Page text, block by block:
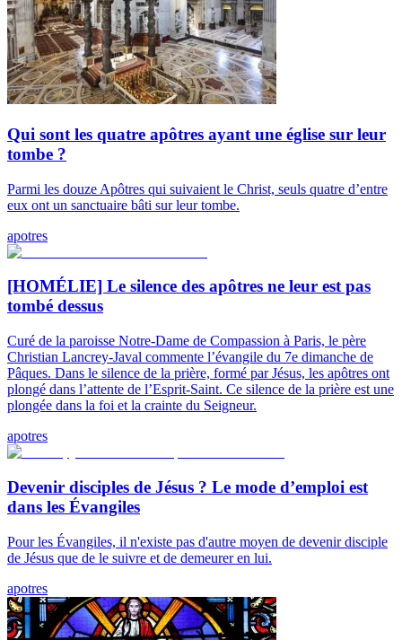
Qui sont les quatre apôtres ayant une église sur leur
tombe ?
Parmi les douze Apôtres qui suivaient le Christ, seuls quatre d’entre
eux ont un sanctuaire bâti sur leur tombe.
apotres
[HOMÉLIE] Le silence des apôtres ne leur est pas
tombé dessus
Curé de la paroisse Notre-Dame de Compassion à Paris, le père
Christian Lancrey-Javal commente l’évangile du 7e dimanche de
Pâques. Dans le silence de la prière, formé par Jésus, les apôtres ont
plongé dans l’attente de l’Esprit-Saint. Ce silence de la prière est une
plongée dans la foi et la crainte du Seigneur.
apotres
Devenir disciples de Jésus ? Le mode d’emploi est
dans les Évangiles
Pour les Évangiles, il n'existe pas d'autre moyen de devenir disciple
de Jésus que de le suivre et de demeurer en lui.
apotres